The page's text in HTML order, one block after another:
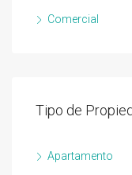
Comercial
Tipo de
Apartamento